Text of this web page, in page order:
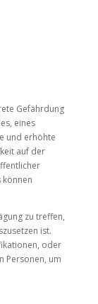
Gefährdung
eines
und erhöhte
auf der
können
zu treffen,
ist.
oder
Personen, um